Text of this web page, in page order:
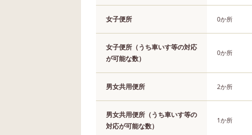
女子便所 0か所
女子便所（うち車いす等の対応
が可能な数）
0か所
男女共用便所 2か所
男女共用便所（うち車いす等の
対応が可能な数）
1か所